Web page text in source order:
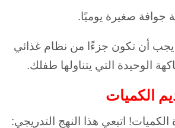
يجب أن تكون جزءًا من نظام غذائي
الوحيدة التي يتناولها طفلك.
الكميات
الكميات! اتبعي هذا النهج التدريجي: